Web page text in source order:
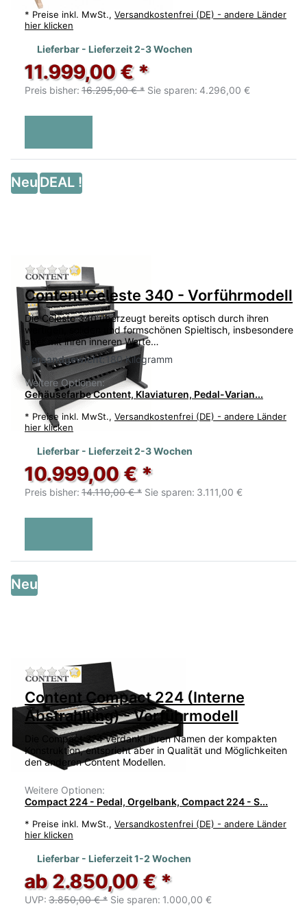
* Preise inkl. MwSt., Versandkostenfrei (DE) - andere Länder
hier klicken
Lieferbar - Lieferzeit 2-3 Wochen
11.999,00 € *
Preis bisher: 16.295,00 € * Sie sparen: 4.296,00 €
Neu DEAL !
Zu diesem Produkt liegen noch keine
Content Celeste 340 - Vorführmodell
Die Celeste 340 überzeugt bereits optisch durch ihren
wertigen, soliden und formschönen Spieltisch, insbesondere
aber mit ihren inneren Werte…
Versandgewicht:180 Kilogramm
Weitere Optionen:
Gehäusefarbe Content, Klaviaturen, Pedal-Varian...
* Preise inkl. MwSt., Versandkostenfrei (DE) - andere Länder
hier klicken
Lieferbar - Lieferzeit 2-3 Wochen
10.999,00 € *
Preis bisher: 14.110,00 € * Sie sparen: 3.111,00 €
Neu
Zu diesem Produkt liegen noch keine
Content Compact 224 (Interne
Abstrahlung) - Vorführmodell
Die Compact 224 verdankt ihren Namen der kompakten
Konstruktion, entspricht aber in Qualität und Möglichkeiten
den anderen Content Modellen.
Weitere Optionen:
Compact 224 - Pedal, Orgelbank, Compact 224 - S...
* Preise inkl. MwSt., Versandkostenfrei (DE) - andere Länder
hier klicken
Lieferbar - Lieferzeit 1-2 Wochen
ab 2.850,00 € *
UVP: 3.850,00 € * Sie sparen: 1.000,00 €